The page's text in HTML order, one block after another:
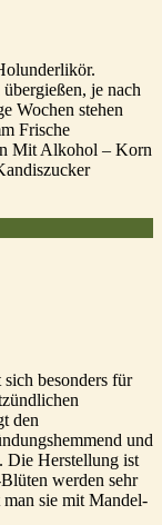
je nach
Wochen stehen
Frische
Mit Alkohol – Korn
besonders für
den
und
Die Herstellung ist
werden sehr
sie mit Mandel-